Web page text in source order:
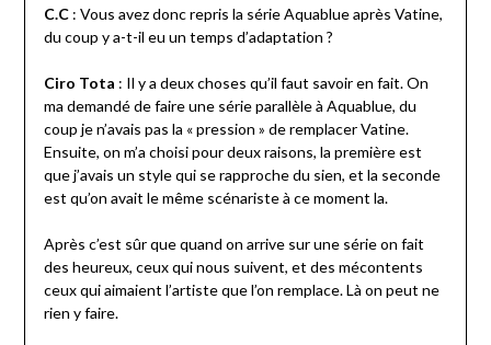
C.C: Vous avez donc repris la série Aquablue après Vatine,
du coup y a-t-il eu un temps d’adaptation ?
Ciro Tota : Il y a deux choses qu’il faut savoir en fait. On
ma demandé de faire une série parallèle à Aquablue, du
coup je n’avais pas la « pression » de remplacer Vatine.
Ensuite, on m’a choisi pour deux raisons, la première est
que j’avais un style qui se rapproche du sien, et la seconde
est qu’on avait le même scénariste à ce moment la.
Après c’est sûr que quand on arrive sur une série on fait
des heureux, ceux qui nous suivent, et des mécontents
ceux qui aimaient l’artiste que l’on remplace. Là on peut ne
rien y faire.